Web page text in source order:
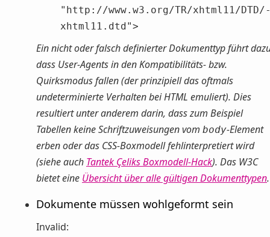
"http://www.w3.org/TR/xhtml11/
xhtml11.dtd">
Ein nicht oder falsch definierter Dokumenttyp führt
dass User-Agents in den Kompatibilitäts- bzw.
Quirksmodus fallen (der prinzipiell das oftmals
undeterminierte Verhalten bei HTML emuliert). Dies
resultiert unter anderem darin, dass zum Beispiel
Tabellen keine Schriftzuweisungen vom body-Element
erben oder das CSS-Boxmodell fehlinterpretiert wird
(siehe auch Tantek Çeliks Boxmodell-Hack). Das W3C
bietet eine Übersicht über alle gültigen Dokumenttypen.
Dokumente müssen wohlgeformt sein
Invalid: